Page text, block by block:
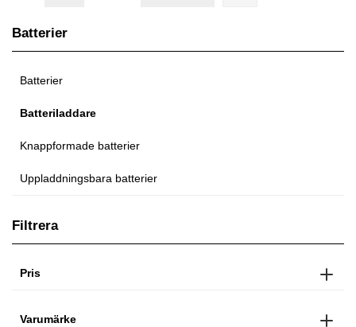
Batterier
Batterier
Batteriladdare
Knappformade batterier
Uppladdningsbara batterier
Filtrera
Pris
Varumärke